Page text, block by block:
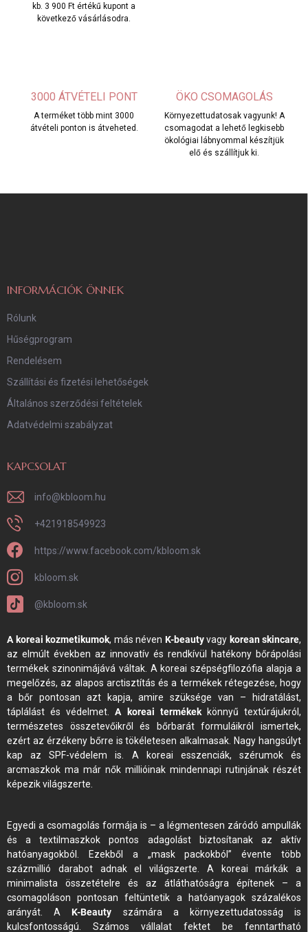
kb. 3 900 Ft értékű kupont a
következő vásárlásodra.
3000 ÁTVÉTELI PONT
A terméket több mint 3000
átvételi ponton is átveheted.
ÖKO CSOMAGOLÁS
Környezettudatosak vagyunk! A
csomagodat a lehető legkisebb
ökológiai lábnyommal készítjük
elő és szállítjuk ki.
INFORMÁCIÓK ÖNNEK
Rólunk
Hűségprogram
Rendelésem
Szállítási és fizetési lehetőségek
Általános szerződési feltételek
Adatvédelmi szabályzat
KAPCSOLAT
info@kbloom.hu
+421918549923
https://www.facebook.com/kbloom.sk
kbloom.sk
@kbloom.sk
A koreai kozmetikumok, más néven K-beautyvagy korean skincare,
az elmúlt években az innovatív és rendkívül hatékony bőrápolási
termékek szinonimájává váltak. A koreai szépségfilozófia alapja a
megelőzés, az alapos arctisztítás és a termékek rétegezése, hogy
a bőr pontosan azt kapja, amire szüksége van – hidratálást,
táplálást és védelmet.A koreai termékekkönnyű textúrájukról,
természetes összetevőikről és bőrbarát formuláikról ismertek,
ezért az érzékeny bőrre is tökéletesen alkalmasak. Nagy hangsúlyt
kap az SPF-védelem is. A koreai esszenciák, szérumok és
arcmaszkok ma már nők millióinak mindennapi rutinjának részét
képezik világszerte.
Egyedi a csomagolás formája is – a légmentesen záródó ampullák
és a textilmaszkok pontos adagolást biztosítanak az aktív
hatóanyagokból. Ezekből a „mask packokból” évente több
százmillió darabot adnak el világszerte. A koreai márkák a
minimalista összetételre és az átláthatóságra építenek – a
csomagoláson pontosan feltüntetik a hatóanyagok százalékos
arányát. A K-Beauty számára a környezettudatosság is
kulcsfontosságú. Számos vállalat fektet be fenntartható